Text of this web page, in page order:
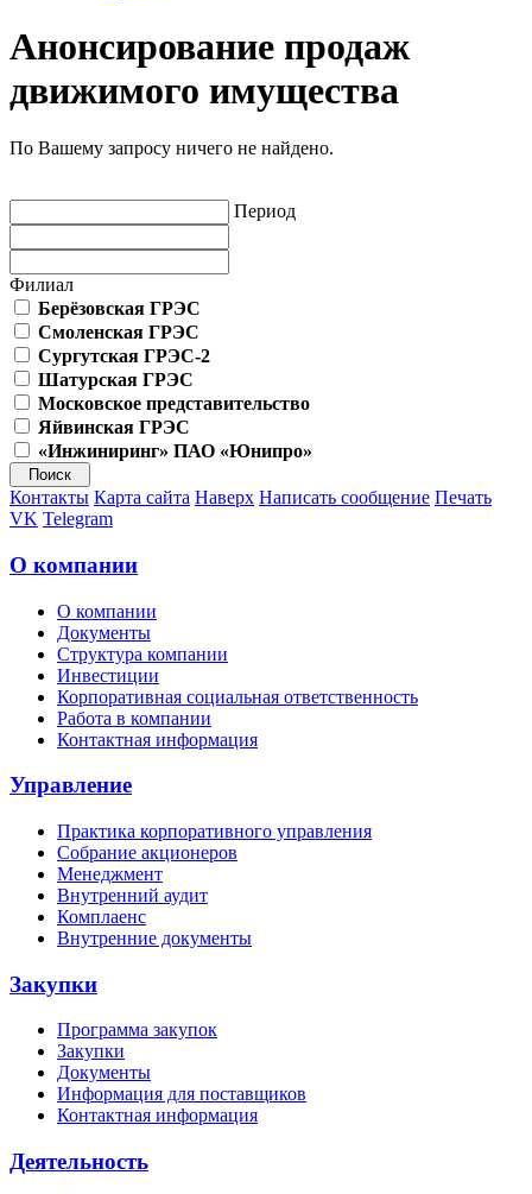
Анонсирование продаж
движимого имущества
По Вашему запросу ничего не найдено.
Период
Филиал
Берёзовская ГРЭС
Смоленская ГРЭС
Сургутская ГРЭС-2
Шатурская ГРЭС
Московское представительство
Яйвинская ГРЭС
«Инжиниринг» ПАО «Юнипро»
Контакты Карта сайта Наверх Написать сообщение Печать
VK Telegram
О компании
О компании
Документы
Структура компании
Инвестиции
Корпоративная социальная ответственность
Работа в компании
Контактная информация
Управление
Практика корпоративного управления
Собрание акционеров
Менеджмент
Внутренний аудит
Комплаенс
Внутренние документы
Закупки
Программа закупок
Закупки
Документы
Информация для поставщиков
Контактная информация
Деятельность